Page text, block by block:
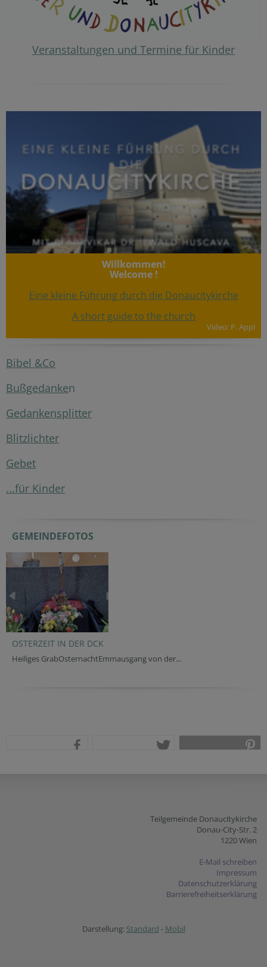
Veranstaltungen und Termine für Kinder
Willkommen!
Welcome !
Eine kleine Führung durch die Donaucitykirche
A short guide to the church
Video: P. Appl
Bibel &Co
Bußgedanken
Gedankensplitter
Blitzlichter
Gebet
...für Kinder
GEMEINDEFOTOS
OSTERZEIT IN DER DCK
Heiliges GrabOsternachtEmmausgang von der...
Teilgemeinde Donaucitykirche
Donau-City-Str. 2
1220 Wien
E-Mail schreiben
Impressum
Datenschutzerklärung
Barrierefreiheitserklärung
Darstellung: Standard - Mobil